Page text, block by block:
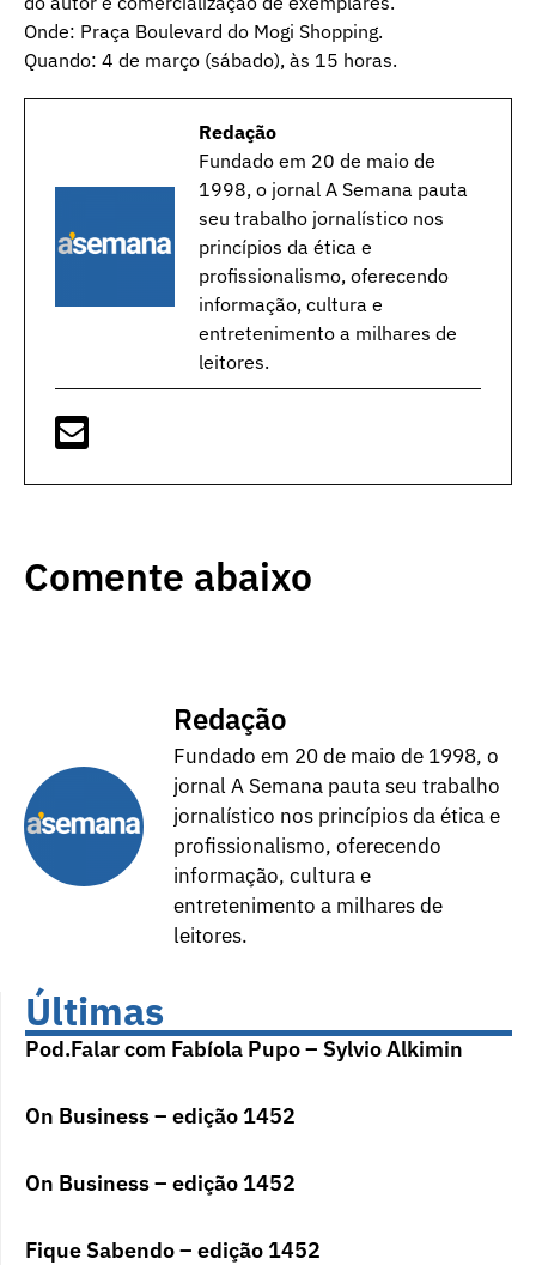
Onde: Praça Boulevard do Mogi Shopping.
Quando: 4 de março (sábado), às 15 horas.
Redação
Fundado em 20 de maio de
1998, o jornal A Semana pauta
seu trabalho jornalístico nos
princípios da ética e
profissionalismo, oferecendo
informação, cultura e
entretenimento a milhares de
leitores.
Comente abaixo
Redação
Fundado em 20 de maio de 1998, o
jornal A Semana pauta seu trabalho
jornalístico nos princípios da ética e
profissionalismo, oferecendo
informação, cultura e
entretenimento a milhares de
leitores.
Últimas
Pod.Falar com Fabíola Pupo – Sylvio Alkimin
On Business – edição 1452
On Business – edição 1452
Fique Sabendo – edição 1452